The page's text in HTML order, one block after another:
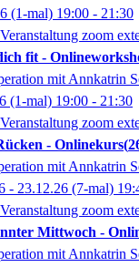
(1-mal) 19:00 - 21:30
zoom
fit -
mit Annkatrin
(1-mal) 19:00 - 21:30
zoom
- Onlinekurs
mit Annkatrin
- 23.12.26 (7-mal)
zoom
Mittwoch -
mit Annkatrin